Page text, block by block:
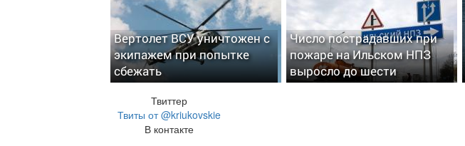
Вертолет ВСУ уничтожен с
экипажем при попытке
сбежать
Число пострадавших при
пожаре на Ильском НПЗ
выросло до шести
Твиттер
Твиты от @kriukovskie
В контакте